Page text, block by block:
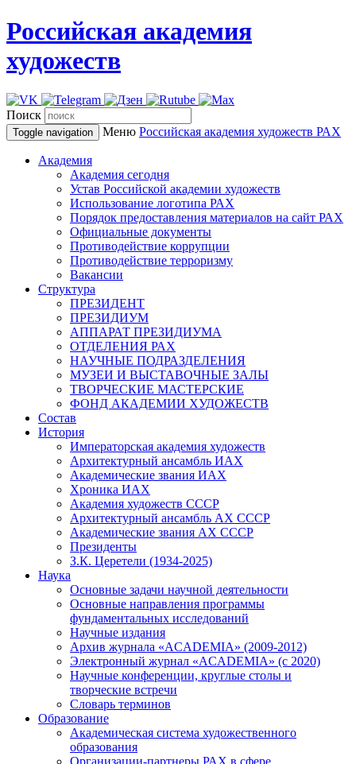
Российская академия
художеств
Поиск
Toggle navigation Меню Российская академия художеств РАХ
Академия
Академия сегодня
Устав Российской академии художеств
Использование логотипа РАХ
Порядок предоставления материалов на сайт РАХ
Официальные документы
Противодействие коррупции
Противодействие терроризму
Вакансии
Структура
ПРЕЗИДЕНТ
ПРЕЗИДИУМ
АППАРАТ ПРЕЗИДИУМА
ОТДЕЛЕНИЯ РАХ
НАУЧНЫЕ ПОДРАЗДЕЛЕНИЯ
МУЗЕИ И ВЫСТАВОЧНЫЕ ЗАЛЫ
ТВОРЧЕСКИЕ МАСТЕРСКИЕ
ФОНД АКАДЕМИИ ХУДОЖЕСТВ
Состав
История
Императорская академия художеств
Архитектурный ансамбль ИАХ
Академические звания ИАХ
Хроника ИАХ
Академия художеств СССР
Архитектурный ансамбль АХ СССР
Академические звания АХ СССР
Президенты
З.К. Церетели (1934-2025)
Наука
Основные задачи научной деятельности
Основные направления программы
фундаментальных исследований
Научные издания
Архив журнала «ACADEMIA» (2009-2012)
Электронный журнал «ACADEMIA» (с 2020)
Научные конференции, круглые столы и
творческие встречи
Словарь терминов
Образование
Академическая система художественного
образования
Организации-партнеры РАХ в сфере